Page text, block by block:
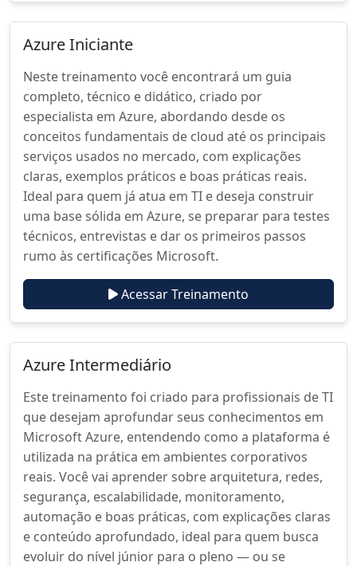
Azure Iniciante
Neste treinamento você encontrará um guia
completo, técnico e didático, criado por
especialista em Azure, abordando desde os
conceitos fundamentais de cloud até os principais
serviços usados no mercado, com explicações
claras, exemplos práticos e boas práticas reais.
Ideal para quem já atua em TI e deseja construir
uma base sólida em Azure, se preparar para testes
técnicos, entrevistas e dar os primeiros passos
rumo às certificações Microsoft.
Acessar Treinamento
Azure Intermediário
Este treinamento foi criado para profissionais de TI
que desejam aprofundar seus conhecimentos em
Microsoft Azure, entendendo como a plataforma é
utilizada na prática em ambientes corporativos
reais. Você vai aprender sobre arquitetura, redes,
segurança, escalabilidade, monitoramento,
automação e boas práticas, com explicações claras
e conteúdo aprofundado, ideal para quem busca
evoluir do nível júnior para o pleno — ou se